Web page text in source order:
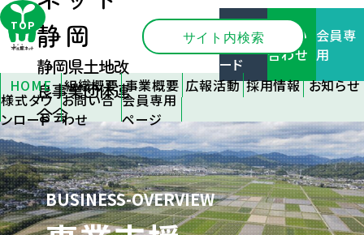
静岡
静岡県土地改
良事業団体連
合会
様式ダ
ウンロ
ード
お問い
合わせ
会員専
用
HOME
組織概要
静岡県土
地改良事
業団体連
合会とは
組織のご
案内
事業概要
会員支援
事業支援
施設管理
広報活動
刊行物
優良事例
の紹介
フォトコン
テスト
採用情報
情報
中途採用
情報
応募フォー
ム
お知らせ
知らせ
関連機関
情報
各種研修
情報
様式ダウ
ンロード
お問い合
わせ
会員専用
ページ
BUSINESS-OVERVIEW
TOP